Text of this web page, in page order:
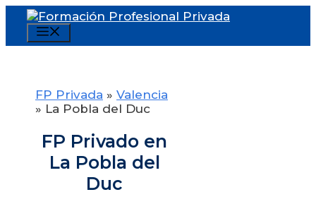
Saltar
contenido
FP Privada » Valencia
» La Pobla del Duc
FP Privado en
La Pobla del
Duc